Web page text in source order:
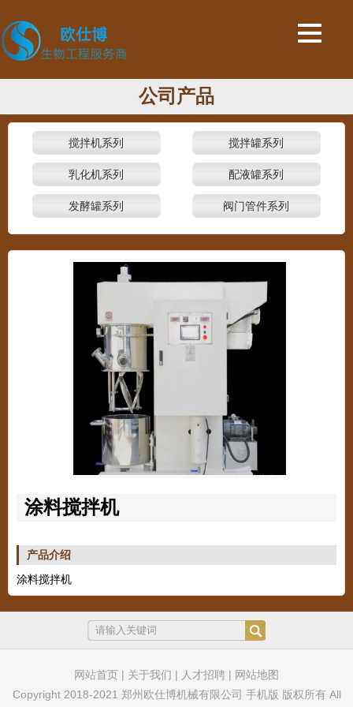
公司产品
搅拌机系列 搅拌罐系列
乳化机系列 配液罐系列
发酵罐系列 阀门管件系列
涂料搅拌机
产品介绍
涂料搅拌机
网站首页 | 关于我们 | 人才招聘 | 网站地图
Copyright 2018-2021 郑州欧仕博机械有限公司 手机版 版权所有 All